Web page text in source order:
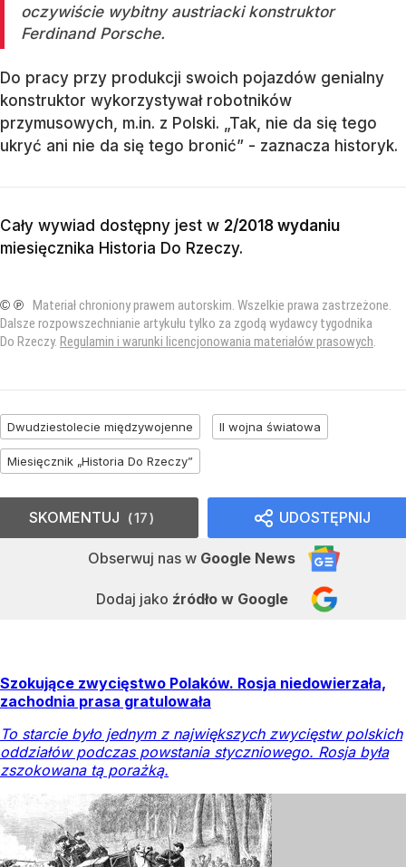
oczywiście wybitny austriacki konstruktor
Ferdinand Porsche.
Do pracy przy produkcji swoich pojazdów genialny
konstruktor wykorzystywał robotników
przymusowych, m.in. z Polski. „Tak, nie da się tego
ukryć ani nie da się tego bronić” - zaznacza historyk.
Cały wywiad dostępny jest w 2/2018 wydaniu
miesięcznika Historia Do Rzeczy.
© ℗
Materiał chroniony prawem autorskim. Wszelkie prawa zastrzeżone.
Dalsze rozpowszechnianie artykułu tylko za zgodą wydawcy tygodnika
Do Rzeczy. Regulamin i warunki licencjonowania materiałów prasowych.
Dwudziestolecie międzywojenne II wojna światowa
Miesięcznik „Historia Do Rzeczy”
UDOSTĘPNIJ
Obserwuj nas w Google News
Dodaj jako źródło w Google
SKOMENTUJ 17
Szokujące zwycięstwo Polaków. Rosja niedowierzała,
zachodnia prasa gratulowała
To starcie było jednym z największych zwycięstw polskich
oddziałów podczas powstania styczniowego. Rosja była
zszokowana tą porażką.